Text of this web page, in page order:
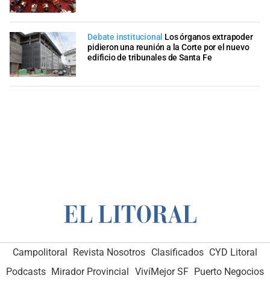
Debate institucional Los órganos extrapoder
pidieron una reunión a la Corte por el nuevo
edificio de tribunales de Santa Fe
Campolitoral Revista Nosotros Clasificados CYD Litoral
Podcasts Mirador Provincial VivíMejor SF Puerto Negocios